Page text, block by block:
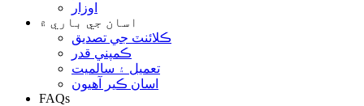
اوزار
اسان جي باري ۾
ڪلائنٽ جي تصديق
ڪمپني قدر
تعميل ۽ سالميت
اسان ڪير آهيون
FAQs